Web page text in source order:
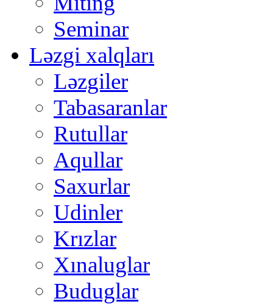
Seminar
Ləzgi xalqları
Ləzgiler
Tabasaranlar
Rutullar
Aqullar
Saxurlar
Udinler
Krızlar
Xınaluglar
Buduglar